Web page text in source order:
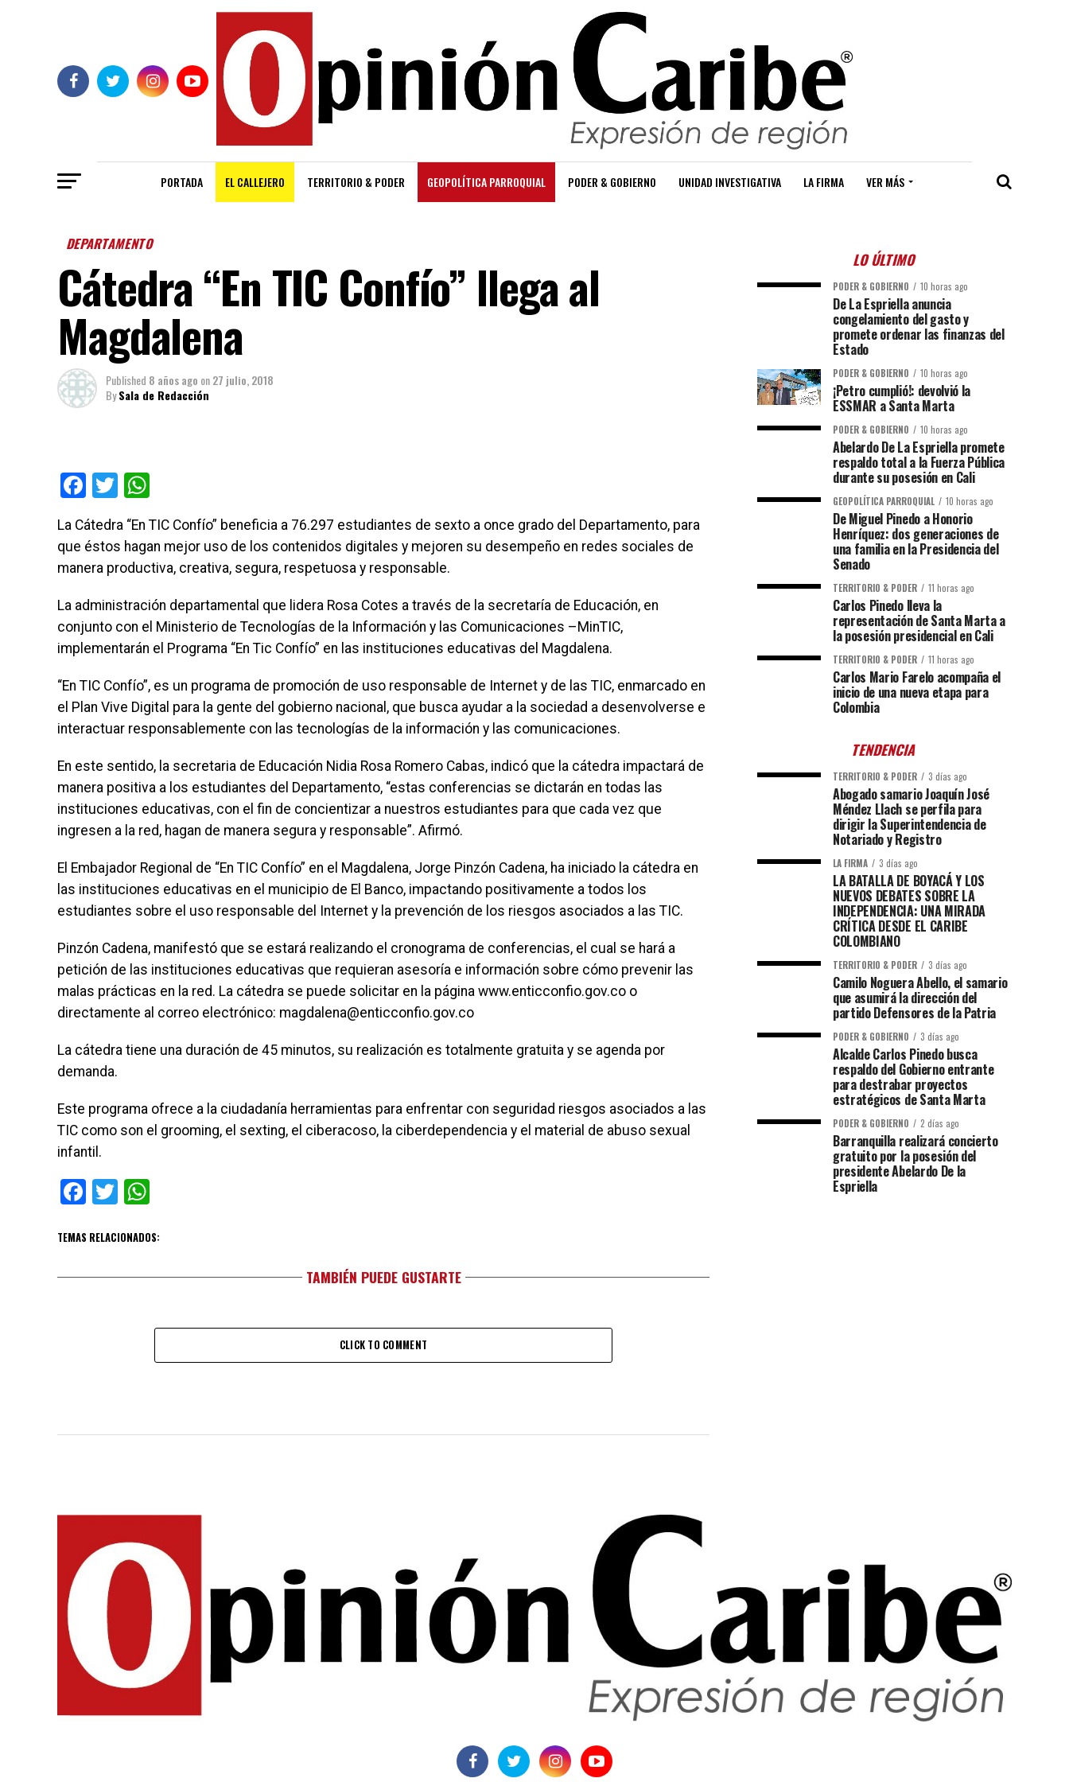
PORTADA EL CALLEJERO TERRITORIO & PODER GEOPOLÍTICA PARROQUIAL PODER & GOBIERNO UNIDAD INVESTIGATIVA LA FIRMA VER MÁS
DEPARTAMENTO
Cátedra “En TIC Confío” llega al
Magdalena
Published 8 años ago on27 julio, 2018
BySala de Redacción
Facebook
Twitter
La Cátedra “En TIC Confío” beneficia a 76.297 estudiantes de sexto a once grado del Departamento, para
que éstos hagan mejor uso de los contenidos digitales y mejoren su desempeño en redes sociales de
manera productiva, creativa, segura, respetuosa y responsable.
La administración departamental que lidera Rosa Cotes a través de la secretaría de Educación, en
conjunto con el Ministerio de Tecnologías de la Información y las Comunicaciones –MinTIC,
implementarán el Programa “En Tic Confío” en las instituciones educativas del Magdalena.
“En TIC Confío”, es un programa de promoción de uso responsable de Internet y de las TIC, enmarcado en
el Plan Vive Digital para la gente del gobierno nacional, que busca ayudar a la sociedad a desenvolverse e
interactuar responsablemente con las tecnologías de la información y las comunicaciones.
En este sentido, la secretaria de Educación Nidia Rosa Romero Cabas, indicó que la cátedra impactará de
manera positiva a los estudiantes del Departamento, “estas conferencias se dictarán en todas las
instituciones educativas, con el fin de concientizar a nuestros estudiantes para que cada vez que
ingresen a la red, hagan de manera segura y responsable”. Afirmó.
El Embajador Regional de “En TIC Confío” en el Magdalena, Jorge Pinzón Cadena, ha iniciado la cátedra en
las instituciones educativas en el municipio de El Banco, impactando positivamente a todos los
estudiantes sobre el uso responsable del Internet y la prevención de los riesgos asociados a las TIC.
Pinzón Cadena, manifestó que se estará realizando el cronograma de conferencias, el cual se hará a
petición de las instituciones educativas que requieran asesoría e información sobre cómo prevenir las
malas prácticas en la red. La cátedra se puede solicitar en la página www.enticconfio.gov.co o
directamente al correo electrónico: magdalena@enticconfio.gov.co
La cátedra tiene una duración de 45 minutos, su realización es totalmente gratuita y se agenda por
demanda.
Este programa ofrece a la ciudadanía herramientas para enfrentar con seguridad riesgos asociados a las
TIC como son el grooming, el sexting, el ciberacoso, la ciberdependencia y el material de abuso sexual
infantil.
Facebook
Twitter
TEMAS RELACIONADOS:
TAMBIÉN PUEDE GUSTARTE
CLICK TO COMMENT
LO ÚLTIMO
PODER & GOBIERNO 10 horas ago
De La Espriella anuncia
congelamiento del gasto y
promete ordenar las finanzas del
Estado
PODER & GOBIERNO 10 horas ago
¡Petro cumplió!: devolvió la
ESSMAR a Santa Marta
PODER & GOBIERNO 10 horas ago
Abelardo De La Espriella promete
respaldo total a la Fuerza Pública
durante su posesión en Cali
GEOPOLÍTICA PARROQUIAL 10 horas ago
De Miguel Pinedo a Honorio
Henríquez: dos generaciones de
una familia en la Presidencia del
Senado
TERRITORIO & PODER 11 horas ago
Carlos Pinedo lleva la
representación de Santa Marta a
la posesión presidencial en Cali
TERRITORIO & PODER 11 horas ago
Carlos Mario Farelo acompaña el
inicio de una nueva etapa para
Colombia
TENDENCIA
TERRITORIO & PODER 3 días ago
Abogado samario Joaquín José
Méndez Llach se perfila para
dirigir la Superintendencia de
Notariado y Registro
LA FIRMA 3 días ago
LA BATALLA DE BOYACÁ Y LOS
NUEVOS DEBATES SOBRE LA
INDEPENDENCIA: UNA MIRADA
CRÍTICA DESDE EL CARIBE
COLOMBIANO
TERRITORIO & PODER 3 días ago
Camilo Noguera Abello, el samario
que asumirá la dirección del
partido Defensores de la Patria
PODER & GOBIERNO 3 días ago
Alcalde Carlos Pinedo busca
respaldo del Gobierno entrante
para destrabar proyectos
estratégicos de Santa Marta
PODER & GOBIERNO 2 días ago
Barranquilla realizará concierto
gratuito por la posesión del
presidente Abelardo De la
Espriella